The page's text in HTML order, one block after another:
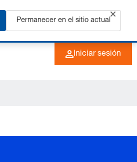
+49 (0) 6266 73-0 ES
Iniciar sesión
Permanecer en el sitio actual